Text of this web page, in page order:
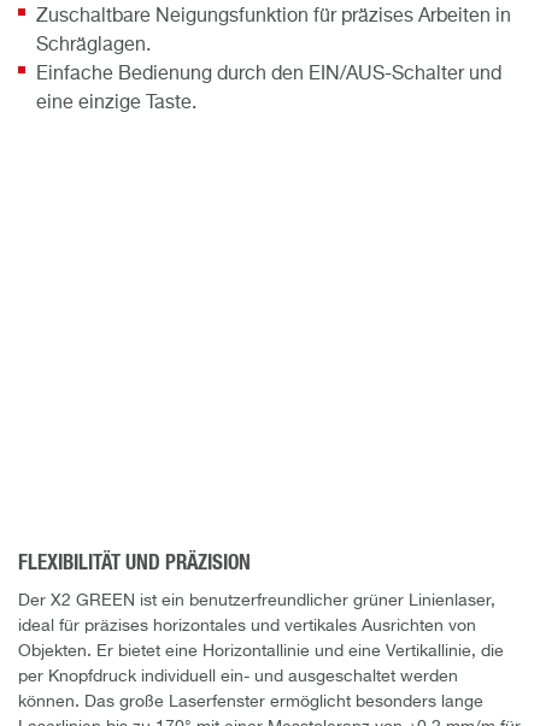
Zuschaltbare Neigungsfunktion für präzises Arbeiten in
Schräglagen.
Einfache Bedienung durch den EIN/AUS-Schalter und
eine einzige Taste.
FLEXIBILITÄT UND PRÄZISION
Der X2 GREEN ist ein benutzerfreundlicher grüner Linienlaser,
ideal für präzises horizontales und vertikales Ausrichten von
Objekten. Er bietet eine Horizontallinie und eine Vertikallinie, die
per Knopfdruck individuell ein- und ausgeschaltet werden
können. Das große Laserfenster ermöglicht besonders lange